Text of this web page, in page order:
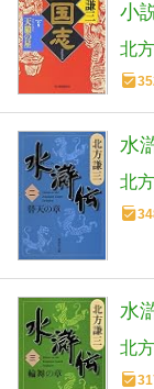
小
北
水
北
水
北